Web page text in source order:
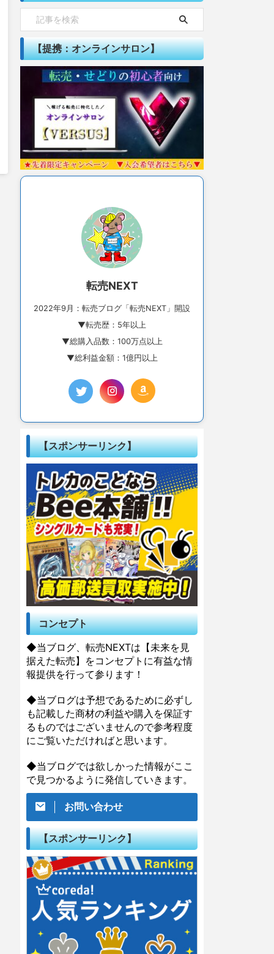
【提携：オンラインサロン】
転売NEXT
2022年9月：転売ブログ「転売NEXT」開設
▼転売歴：5年以上
▼総購入品数：100万点以上
▼総利益金額：1億円以上
【スポンサーリンク】
コンセプト
◆当ブログ、転売NEXTは【未来を見
据えた転売】をコンセプトに有益な情
報提供を行って参ります！
◆当ブログは予想であるために必ずし
も記載した商材の利益や購入を保証す
るものではございませんので参考程度
にご覧いただければと思います。
◆当ブログでは欲しかった情報がここ
で見つかるように発信していきます。
お問い合わせ
【スポンサーリンク】